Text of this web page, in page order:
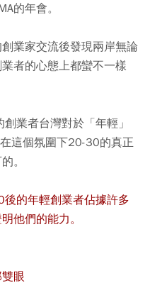
的年會。
業家交流後發現兩岸無論
者的心態上都蠻不一樣
業者台灣對於「年輕」
這個氛圍下20-30的真正
。
的年輕創業者佔據許多
他們的能力。
眼